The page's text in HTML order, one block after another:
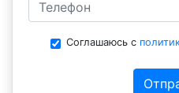
Соглашаюсь с